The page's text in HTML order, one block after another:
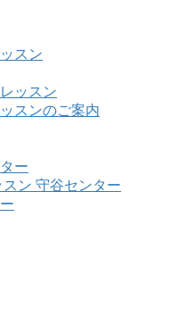
スン
ッスン
スンのご案内
ー
ン 守谷センター